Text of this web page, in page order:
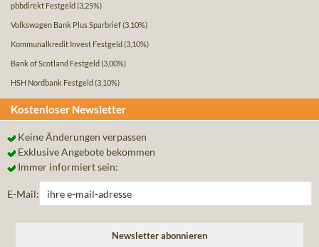
pbbdirekt Festgeld (3,25%)
Volkswagen Bank Plus Sparbrief(3,10%)
Kommunalkredit Invest Festgeld (3,10%)
Bank of Scotland Festgeld (3,00%)
HSH Nordbank Festgeld (3,10%)
Kostenloser Newsletter
Keine Änderungen verpassen
Exklusive Angebote bekommen
Immer informiert sein:
E-Mail: